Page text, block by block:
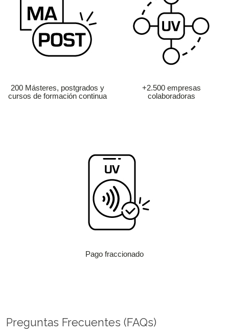
200 Másteres, postgrados y
cursos de formación continua
+2.500 empresas
colaboradoras
Pago fraccionado
Preguntas Frecuentes (FAQs)